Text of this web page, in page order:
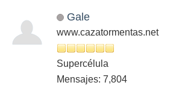
Gale
www.cazatormentas.net
Supercélula
Mensajes: 7,804